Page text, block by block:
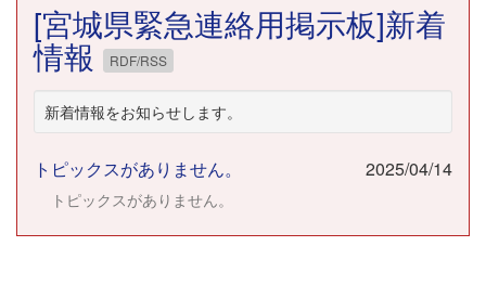
[宮城県緊急連絡用掲示板]新着
情報 RDF/RSS
新着情報をお知らせします。
トピックスがありません。 2025/04/14
トピックスがありません。